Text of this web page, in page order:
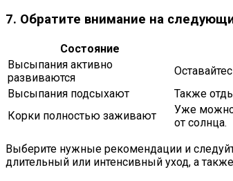
7. Обратите внимание на
Состояние
Высыпания активно
развиваются
Высыпания подсыхают
Также
Корки полностью заживают
Уже можно
от солнца.
Выберите нужные рекомендации и
длительный или интенсивный уход, а